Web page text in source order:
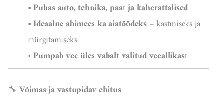
• Puhas auto, tehnika, paat ja kaherattalised
• Ideaalne abimees ka aiatöödeks –kastmiseks ja
mürgitamiseks
•Pumpab vee üles vabalt valitud veeallikast
🔧Võimas ja vastupidav ehitus